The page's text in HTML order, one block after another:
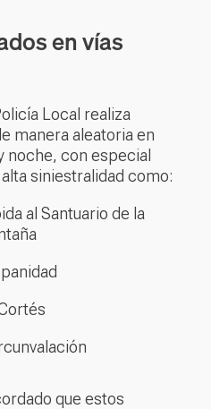
en vías
Local realiza
manera aleatoria en
noche, con especial
siniestralidad como:
al Santuario de la
que estos